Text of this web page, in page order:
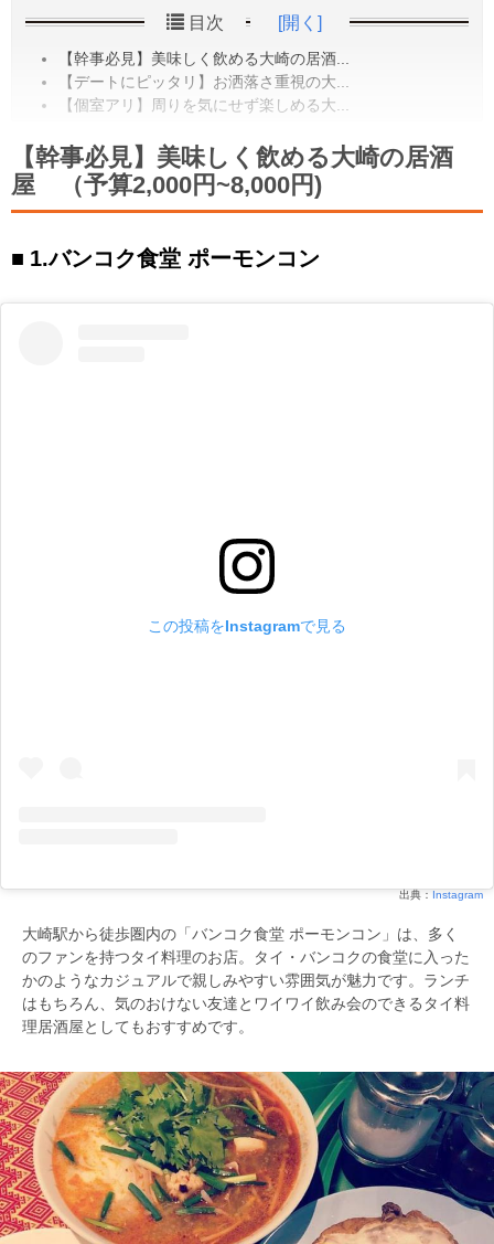
目次 [開く]
【幹事必見】美味しく飲める大崎の居酒...
【デートにピッタリ】お洒落さ重視の大...
【個室アリ】周りを気にせず楽しめる大...
【幹事必見】美味しく飲める大崎の居酒
屋 （予算2,000円~8,000円)
1.バンコク食堂 ポーモンコン
この投稿をInstagramで見る
出典： Instagram
大崎駅から徒歩圏内の「バンコク食堂 ポーモンコン」は、多く
のファンを持つタイ料理のお店。タイ・バンコクの食堂に入った
かのようなカジュアルで親しみやすい雰囲気が魅力です。ランチ
はもちろん、気のおけない友達とワイワイ飲み会のできるタイ料
理居酒屋としてもおすすめです。